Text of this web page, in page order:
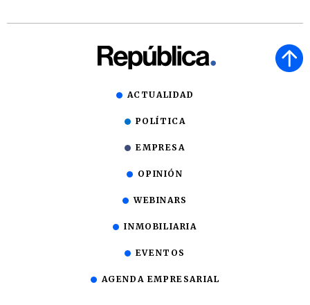
ACTUALIDAD
POLÍTICA
EMPRESA
OPINIÓN
WEBINARS
INMOBILIARIA
EVENTOS
AGENDA EMPRESARIAL